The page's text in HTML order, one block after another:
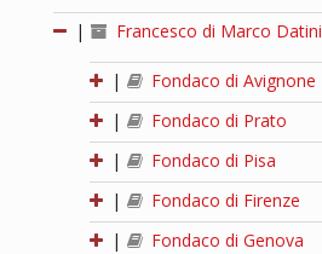
| Francesco di Marco Datini
|
Fondaco di Avignone
|
Fondaco di Prato
|
Fondaco di Pisa
|
Fondaco di Firenze
|
Fondaco di Genova